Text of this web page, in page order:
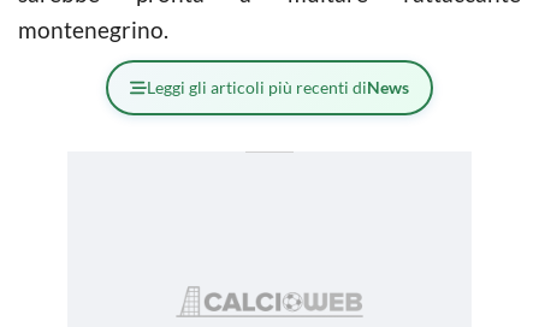
montenegrino.
Leggi gli articoli più recenti diNews